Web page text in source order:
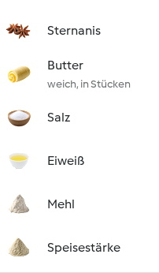
Sternanis
Butter
weich, in Stücken
Salz
Eiweiß
Mehl
Speisestärke